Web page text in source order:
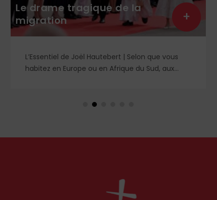
Le drame tragique de la
migration
L’Essentiel de Joël Hautebert | Selon que vous
habitez en Europe ou en Afrique du Sud, aux
événements aux Pays-Bas ou en Irlande
comme l'a rappelé Léon XIV récemment.
+